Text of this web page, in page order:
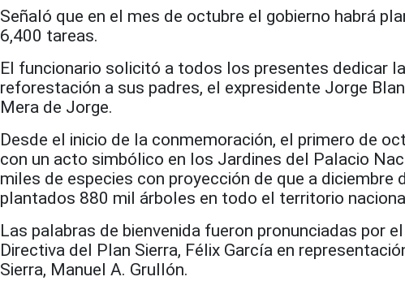
Señaló que en el mes de octubre el gobierno habrá
6,400 tareas.
El funcionario solicitó a todos los presentes dedicar
reforestación a sus padres, el expresidente Jorge
Mera de Jorge.
Desde el inicio de la conmemoración, el primero de
con un acto simbólico en los Jardines del Palacio
miles de especies con proyección de que a diciembre
plantados 880 mil árboles en todo el territorio
Las palabras de bienvenida fueron pronunciadas por
Directiva del Plan Sierra, Félix García en
Sierra, Manuel A. Grullón.